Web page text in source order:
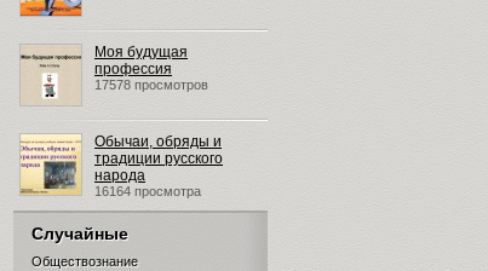
Моя будущая
профессия
17578 просмотров
Обычаи, обряды и
традиции русского
народа
16164 просмотра
Случайные
Обществознание